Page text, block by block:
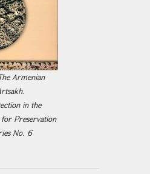
Armenian
in the
Preservation
No. 6